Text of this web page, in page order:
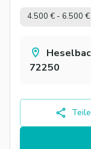
4.500 € - 6.500 €
72250